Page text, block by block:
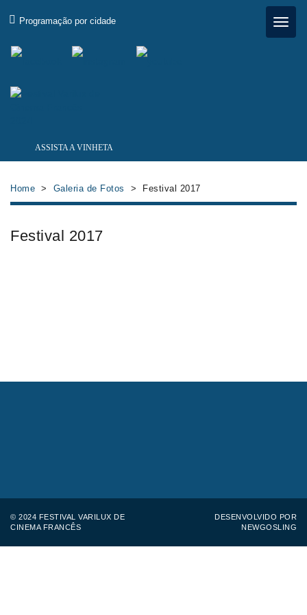
Programação por cidade
ASSISTA A VINHETA
×
Home > Galeria de Fotos > Festival 2017
Festival 2017
© 2024 FESTIVAL VARILUX DE
CINEMA FRANCÊS
DESENVOLVIDO POR
NEWGOSLING